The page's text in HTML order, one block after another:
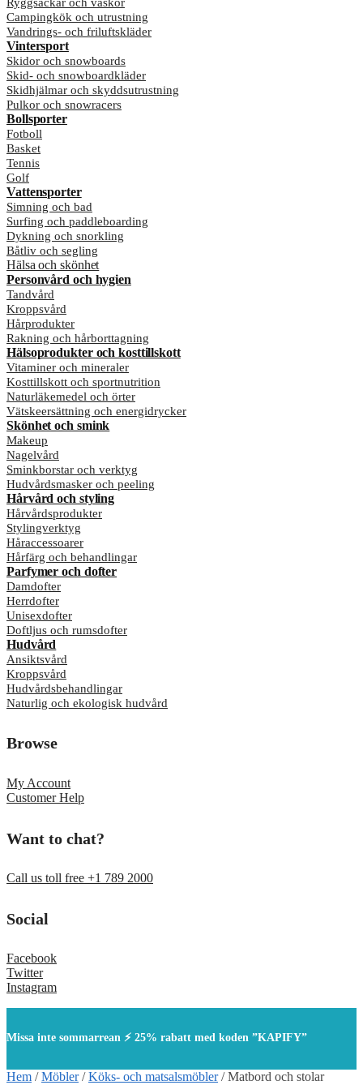
Campingkök och utrustning
Vandrings- och friluftskläder
Vintersport
Skidor och snowboards
Skid- och snowboardkläder
Skidhjälmar och skyddsutrustning
Pulkor och snowracers
Bollsporter
Fotboll
Basket
Tennis
Golf
Vattensporter
Simning och bad
Surfing och paddleboarding
Dykning och snorkling
Båtliv och segling
Hälsa och skönhet
Personvård och hygien
Tandvård
Kroppsvård
Hårprodukter
Rakning och hårborttagning
Hälsoprodukter och kosttillskott
Vitaminer och mineraler
Kosttillskott och sportnutrition
Naturläkemedel och örter
Vätskeersättning och energidrycker
Skönhet och smink
Makeup
Nagelvård
Sminkborstar och verktyg
Hudvårdsmasker och peeling
Hårvård och styling
Hårvårdsprodukter
Stylingverktyg
Håraccessoarer
Hårfärg och behandlingar
Parfymer och dofter
Damdofter
Herrdofter
Unisexdofter
Doftljus och rumsdofter
Hudvård
Ansiktsvård
Kroppsvård
Hudvårdsbehandlingar
Naturlig och ekologisk hudvård
Browse
My Account
Customer Help
Want to chat?
Call us toll free +1 789 2000
Social
Facebook
Twitter
Instagram
Missa inte sommarrean ⚡ 25% rabatt med koden ”KAPIFY”
Hem /Möbler/Köks- och matsalsmöbler/Matbord och stolar